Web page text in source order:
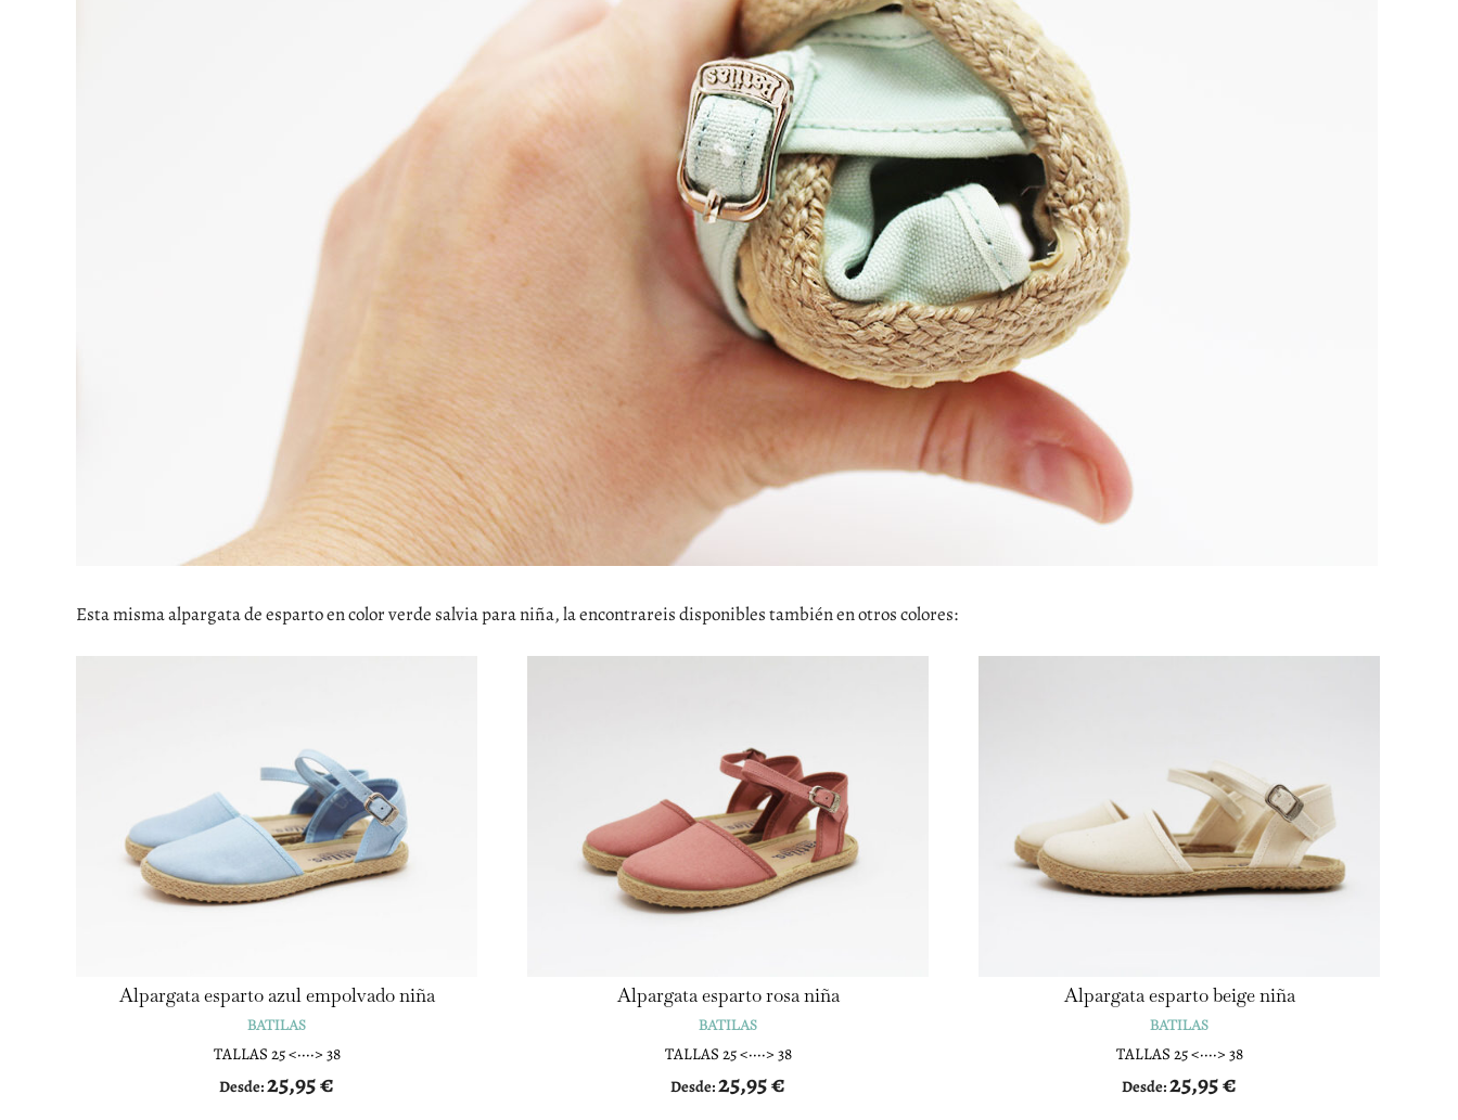
Esta misma alpargata de esparto en color verde salvia para niña, la encontrareis disponibles también en otros colores:
Alpargata esparto azul empolvado niña
BATILAS
TALLAS 25 <····> 38
Desde:25,95€
Alpargata esparto rosa niña
BATILAS
TALLAS 25 <····> 38
Desde:25,95€
Alpargata esparto beige niña
BATILAS
TALLAS 25 <····> 38
Desde:25,95€